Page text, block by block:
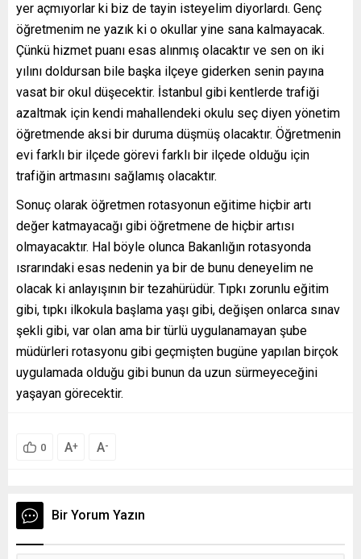
yer açmıyorlar ki biz de tayin isteyelim diyorlardı. Genç
öğretmenim ne yazık ki o okullar yine sana kalmayacak.
Çünkü hizmet puanı esas alınmış olacaktır ve sen on iki
yılını doldursan bile başka ilçeye giderken senin payına
vasat bir okul düşecektir. İstanbul gibi kentlerde trafiği
azaltmak için kendi mahallendeki okulu seç diyen yönetim
öğretmende aksi bir duruma düşmüş olacaktır. Öğretmenin
evi farklı bir ilçede görevi farklı bir ilçede olduğu için
trafiğin artmasını sağlamış olacaktır.
Sonuç olarak öğretmen rotasyonun eğitime hiçbir artı
değer katmayacağı gibi öğretmene de hiçbir artısı
olmayacaktır. Hal böyle olunca Bakanlığın rotasyonda
ısrarındaki esas nedenin ya bir de bunu deneyelim ne
olacak ki anlayışının bir tezahürüdür. Tıpkı zorunlu eğitim
gibi, tıpkı ilkokula başlama yaşı gibi, değişen onlarca sınav
şekli gibi, var olan ama bir türlü uygulanamayan şube
müdürleri rotasyonu gibi geçmişten bugüne yapılan birçok
uygulamada olduğu gibi bunun da uzun sürmeyeceğini
yaşayan görecektir.
0 A+ A-
Bir Yorum Yazın